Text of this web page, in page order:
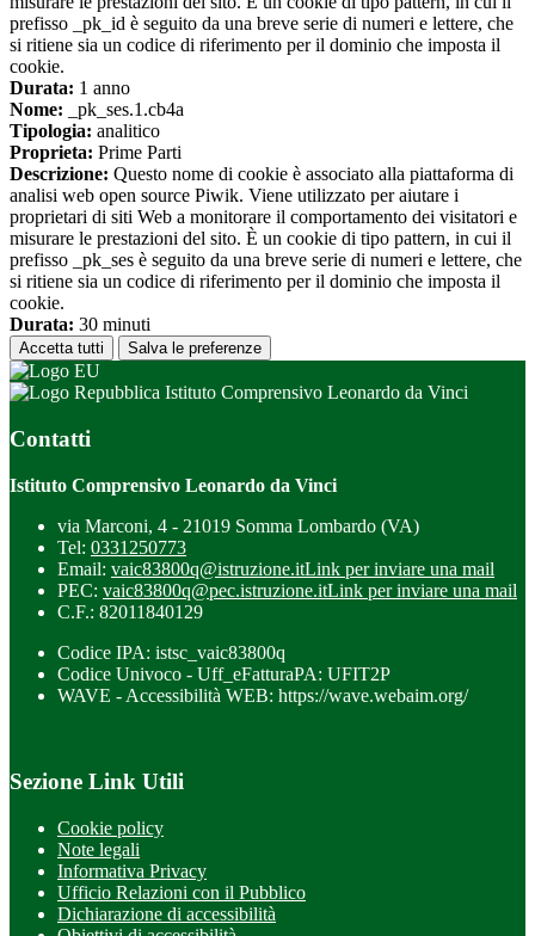
prefisso _pk_id è seguito da una breve serie di numeri e lettere, che
si ritiene sia un codice di riferimento per il dominio che imposta il
cookie.
Durata: 1 anno
Nome: _pk_ses.1.cb4a
Tipologia: analitico
Proprieta: Prime Parti
Descrizione: Questo nome di cookie è associato alla piattaforma di
analisi web open source Piwik. Viene utilizzato per aiutare i
proprietari di siti Web a monitorare il comportamento dei visitatori e
misurare le prestazioni del sito. È un cookie di tipo pattern, in cui il
prefisso _pk_ses è seguito da una breve serie di numeri e lettere, che
si ritiene sia un codice di riferimento per il dominio che imposta il
cookie.
Durata: 30 minuti
Accetta tutti Salva le preferenze
Istituto Comprensivo Leonardo da Vinci
Contatti
Istituto Comprensivo Leonardo da Vinci
via Marconi, 4 - 21019 Somma Lombardo (VA)
Tel: 0331250773
Email: vaic83800q@istruzione.itLink per inviare una mail
PEC: vaic83800q@pec.istruzione.itLink per inviare una mail
C.F.: 82011840129
Codice IPA: istsc_vaic83800q
Codice Univoco - Uff_eFatturaPA: UFIT2P
WAVE - Accessibilità WEB: https://wave.webaim.org/
Sezione Link Utili
Cookie policy
Note legali
Informativa Privacy
Ufficio Relazioni con il Pubblico
Dichiarazione di accessibilità